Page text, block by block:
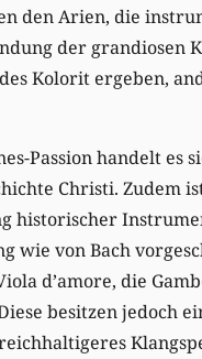
den Arien, die
der grandiosen
Kolorit ergeben,
Passion handelt es
Christi. Zudem
historischer
wie von Bach
d’amore, die
besitzen jedoch